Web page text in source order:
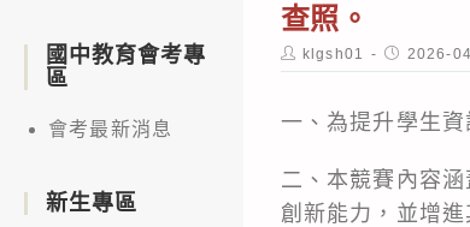
查照。
Post
author:
klgsh01
Post
published:
2026-
一、為提升學生
二、本競賽內容
創新能力，並增
國中教育會考專
區
會考最新消息
新生專區